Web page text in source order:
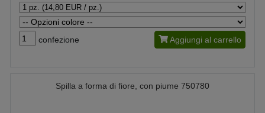
confezione Aggiungi al carrello
Spilla a forma di fiore, con piume 750780